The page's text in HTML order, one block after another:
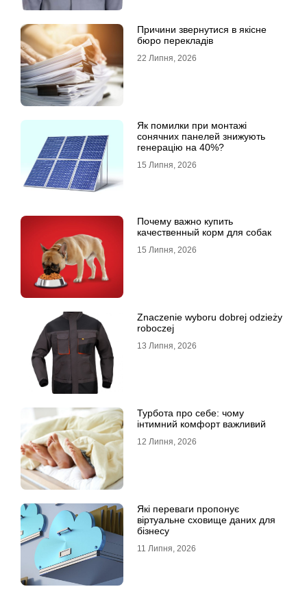
Причини звернутися в якісне
бюро перекладів
22 Липня, 2026
Як помилки при монтажі
сонячних панелей знижують
генерацію на 40%?
15 Липня, 2026
Почему важно купить
качественный корм для собак
15 Липня, 2026
Znaczenie wyboru dobrej odzieży
roboczej
13 Липня, 2026
Турбота про себе: чому
інтимний комфорт важливий
12 Липня, 2026
Які переваги пропонує
віртуальне сховище даних для
бізнесу
11 Липня, 2026